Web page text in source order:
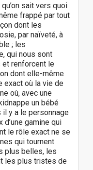
sait vers quoi
frappé par tout
dont les
par naïveté, à
; les
qui nous sont
renforcent le
dont elle-même
exact où la vie de
où, avec une
un bébé
il y a le personnage
gamine qui
le rôle exact ne se
qui tournent
plus belles, les
les plus tristes de